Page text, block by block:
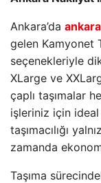
Ankara’da
gelen Kamyonet
seçenekleriyle
XLarge ve
çaplı taşımalar
işleriniz için
taşımacılığı
zamanda
Taşıma